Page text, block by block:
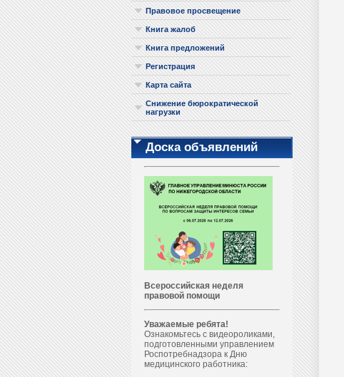
Правовое просвещение
Книга жалоб
Книга предложений
Регистрация
Карта сайта
Снижение бюрократической
нагрузки
Доска объявлений
Всероссийская неделя
правовой помощи
Уважаемые ребята!
Ознакомьтесь с видеороликами,
подготовленными управлением
Роспотребнадзора к Дню
медицинского работника: